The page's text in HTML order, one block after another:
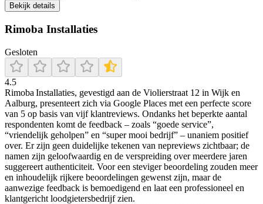
Bekijk details
Rimoba Installaties
Gesloten
4.5
Rimoba Installaties, gevestigd aan de Violierstraat 12 in Wijk en
Aalburg, presenteert zich via Google Places met een perfecte score
van 5 op basis van vijf klantreviews. Ondanks het beperkte aantal
respondenten komt de feedback – zoals “goede service”,
“vriendelijk geholpen” en “super mooi bedrijf” – unaniem positief
over. Er zijn geen duidelijke tekenen van nepreviews zichtbaar; de
namen zijn geloofwaardig en de verspreiding over meerdere jaren
suggereert authenticiteit. Voor een steviger beoordeling zouden meer
en inhoudelijk rijkere beoordelingen gewenst zijn, maar de
aanwezige feedback is bemoedigend en laat een professioneel en
klantgericht loodgietersbedrijf zien.